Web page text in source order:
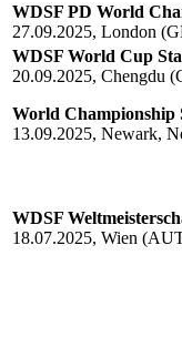
WDSF PD World
27.09.2025, London
WDSF World Cup
20.09.2025, Chengdu
World Championship
13.09.2025, Newark,
WDSF
18.07.2025, Wien